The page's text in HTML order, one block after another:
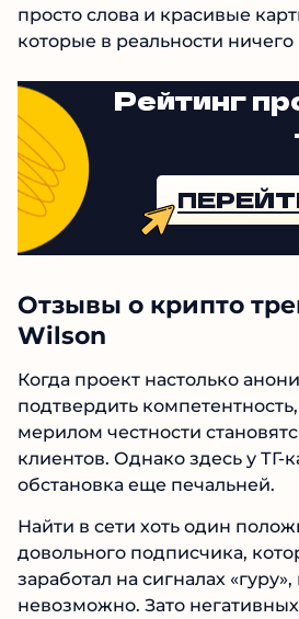
Нет ни стейтментов с бирж,
на независимых сервисах.
картинки-скриншоты,
ничего не доказывают.
Рейтинг
Отзывы о крипто
Wade Wilson
Когда проект настолько
подтвердить
бывших клиентов. Однако
«Katana» обстановка еще
Найти в сети хоть один